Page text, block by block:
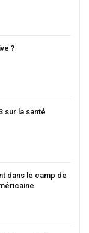
?
sur la santé
dans le camp de